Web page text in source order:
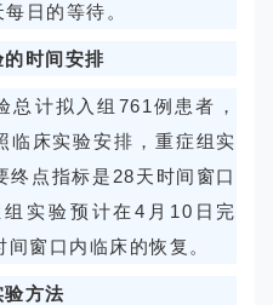
日的等待。
时间安排
总计拟入组761例患者，
临床实验安排，重症组实
终点指标是28天时间窗口
实验预计在4月10日完
窗口内临床的恢复。
方法